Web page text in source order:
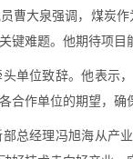
曹大泉强调，煤炭
键难题。他期待项
单位致辞。他表示
合作单位的期望，确
总经理冯旭海从产